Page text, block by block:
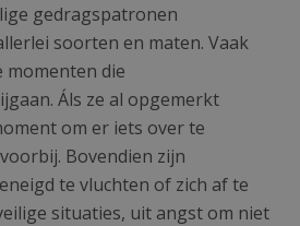
gedragspatronen
soorten en maten. Vaak
momenten die
Áls ze al opgemerkt
om er iets over te
Bovendien zijn
te vluchten of zich af te
situaties, uit angst om niet